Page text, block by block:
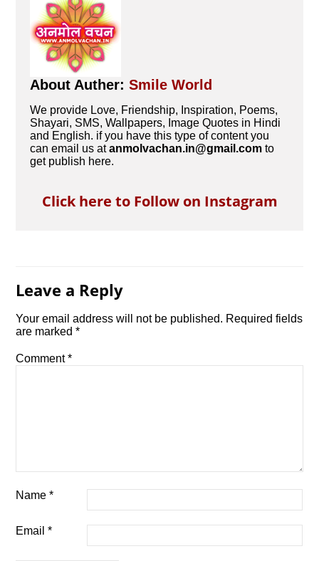
About Auther:Smile World
We provide Love, Friendship, Inspiration, Poems,
Shayari, SMS, Wallpapers, Image Quotes in Hindi
and English. if you have this type of content you
can email us atanmolvachan.in@gmail.com to
get publish here.
Click here to Follow on Instagram
Leave a Reply
Your email address will not be published. Required fields
are marked*
Comment*
Name*
Email*